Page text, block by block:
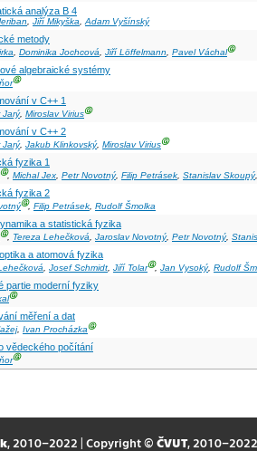
analýza B 4
, Jiří Mikyška,Adam Vyšínský
metody
, Dominika Jochcová, Jiří Löffelmann, Pavel VáchalⒼ
algebraické systémy
Ⓖ
v C++ 1
Jarý, Miroslav ViriusⒼ
v C++ 2
Jarý, Jakub Klinkovský, Miroslav ViriusⒼ
fyzika 1
Ⓖ, Michal Jex, Petr Novotný, Filip Petrásek, Stanislav Skoupý
fyzika 2
Ⓖ, Filip Petrásek, Rudolf Šmolka
a statistická fyzika
Ⓖ, Tereza Lehečková, Jaroslav Novotný, Petr Novotný,
a atomová fyzika
, Josef Schmidt, Jiří TolarⒼ, Jan Vysoký, Rudolf
partie moderní fyziky
Ⓖ
měření a dat
, Ivan ProcházkaⒼ
vědeckého počítání
Ⓖ
, 2010–2022 | Copyright © ČVUT, 2010–2022